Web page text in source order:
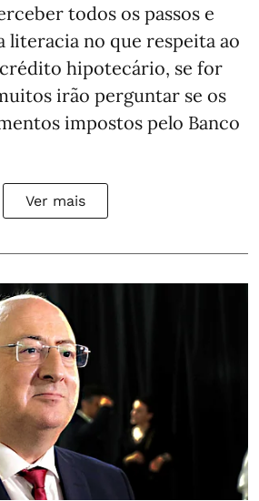
todos os passos e
literacia no que respeita ao
hipotecário, se for
irão perguntar se os
impostos pelo Banco
Ver mais